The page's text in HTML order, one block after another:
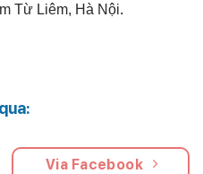
Từ Liêm, Hà Nội.
Via Facebook